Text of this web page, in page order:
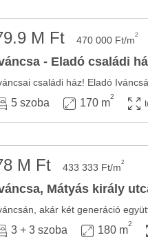
M Ft 470 000 Ft/m2
- Eladó családi
családi ház! Eladó
5 szoba 170 m
2
M Ft 433 333 Ft/m2
Mátyás király
akár két generáció
3 + 3 szoba 180 m
2